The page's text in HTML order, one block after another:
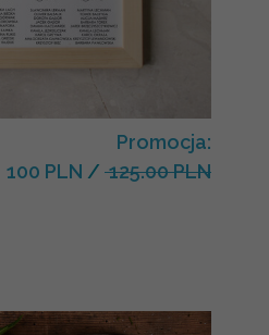
Promocja:
100 PLN / 125.00 PLN